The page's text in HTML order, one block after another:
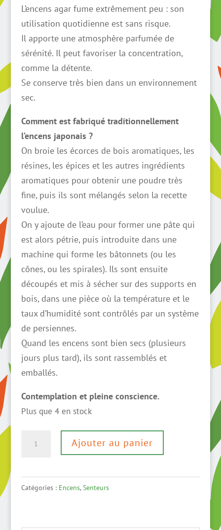
L’encens agar fume extrêmement peu : son
utilisation quotidienne est sans risque.
Il apporte une atmosphère parfumée de
sérénité. Il peut favoriser la concentration,
comme la détente.
Se conserve très bien dans un environnement
sec.
Comment est fabriqué traditionnellement
l’encens japonais ?
On broie les écorces de bois aromatiques, les
résines, les épices et les autres ingrédients
aromatiques pour obtenir une poudre très
fine, puis ils sont mélangés selon la recette
voulue.
On y ajoute de l’eau pour former une pâte qui
est alors pétrie, puis introduite dans une
machine qui forme les bâtonnets (ou les
cônes, ou les spirales). Ils sont ensuite
découpés et mis à sécher sur des supports en
bois, dans une pièce où la température et le
taux d’humidité sont contrôlés par un système
de persiennes.
Quand les encens sont bien secs (plusieurs
jours plus tard), ils sont rassemblés et
emballés.
Contemplation et pleine conscience.
Plus que 4 en stock
Ajouter au panier
Catégories : Encens,Senteurs